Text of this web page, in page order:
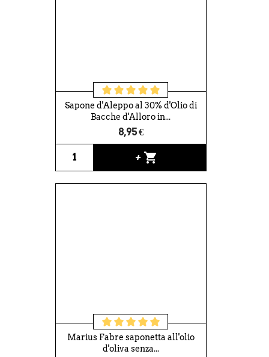
Sapone d'Aleppo al 30% d'Olio di
Bacche d'Alloro in...
8,95 €
+ shopping_cart
Marius Fabre saponetta all'olio
d'oliva senza...